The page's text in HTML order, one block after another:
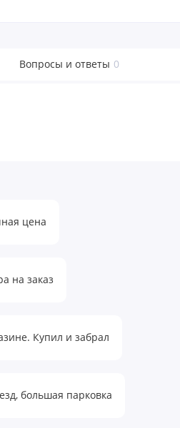
Вопросы и ответы 0
цена
на заказ
Купил и забрал
большая парковка